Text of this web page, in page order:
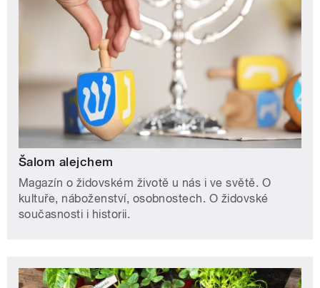
Šalom alejchem
Magazín o židovském životě u nás i ve světě. O
kultuře, náboženství, osobnostech. O židovské
současnosti i historii.